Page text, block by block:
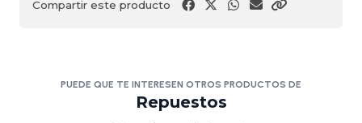
Compartir este producto
PUEDE QUE TE INTERESEN OTROS PRODUCTOS DE
Repuestos